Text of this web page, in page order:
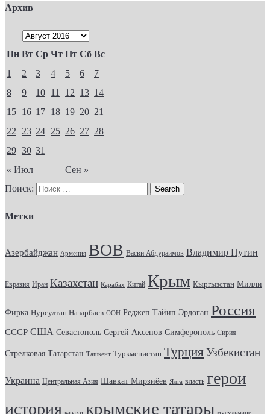
Архив
Пн Вт Ср Чт Пт Сб Вс
« Июл Сен »
1 2 3 4 5 6
7
8
9 10 11 12 13 14
15 16 17 18 19 20 21
22
23 24 25 26 27 28
29 30 31
Поиск:
Метки
Азербайджан Армения ВОВ Васви Абдураимов Владимир Путин
Евразия Иран Казахстан Карабах Китай Крым Кыргызстан Милли
Фирка Нурсултан Назарбаев ООН Реджеп Тайип Эрдоган Россия
СССР США Севастополь Сергей Аксенов Симферополь Сирия
Стрелковая Татарстан Ташкент Туркменистан Турция Узбекистан
Украина Центральная Азия Шавкат Мирзиёев Ялта власть герои
история казахи крымские татары мусульмане